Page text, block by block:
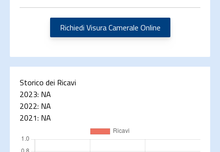
Richiedi Visura Camerale Online
Storico dei Ricavi
2023: NA
2022: NA
2021: NA